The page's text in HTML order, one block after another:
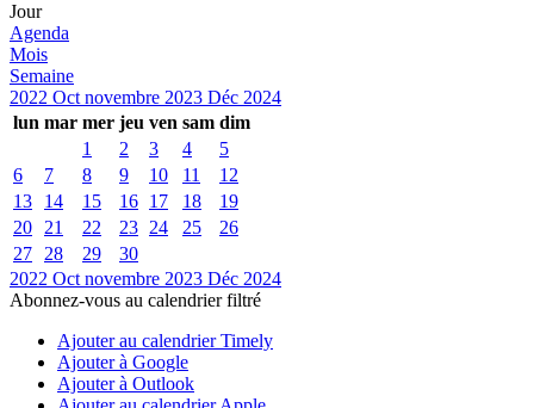
Jour
Agenda
Mois
Semaine
2022 Oct novembre 2023 Déc 2024
lun mar mer jeu ven sam dim
1
2 3 4
5
6
7 8 9 10 11
12
13
14 15 16 17 18
19
20
21 22 23 24 25
26
27
28 29
30
2022 Oct novembre 2023 Déc 2024
Abonnez-vous au calendrier filtré
Ajouter au calendrier Timely
Ajouter à Google
Ajouter à Outlook